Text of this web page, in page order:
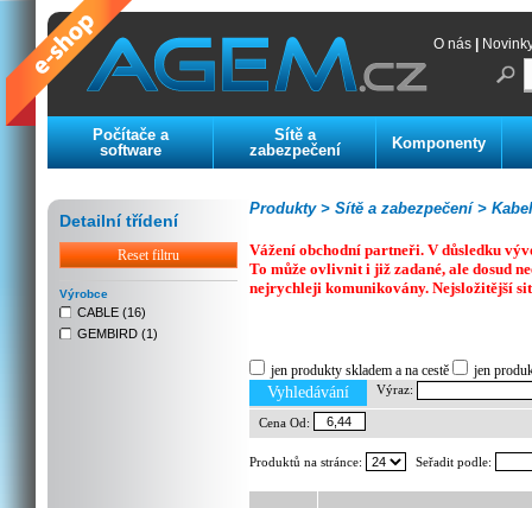
O nás
Počítače a
software
Sítě a
zabezpečení
Komponenty
Detailní třídení
Reset filtru
Výrobce
CABLE (16)
GEMBIRD (1)
Sítě a zabezpečení >
Produkty >
Vážení obchodní partneři. V důsledku
To může ovlivnit i již zadané, ale dosud
nejrychleji komunikovány. Nejsložitější
jen produkty skladem a na cestě jen
Vyhledávání Výraz:
Cena Od:
Produktů na stránce: Seřadit podle: